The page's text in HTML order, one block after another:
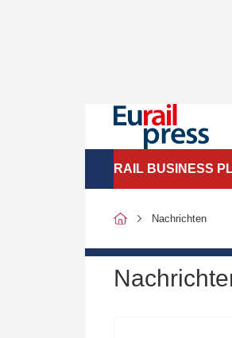
RAIL BUSINESS
SPNV-Marktdaten
Nachrichten